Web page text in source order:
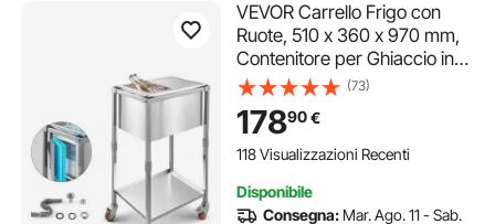
VEVOR Carrello Frigo con
Ruote, 510 x 360 x 970 mm,
Contenitore per Ghiaccio in
Acciaio Inox su Ruote,
Carrello Frigo da Esterno da
28 Litri con Ripiano, per Patio,
Cortile, Bar per Feste
(73)
17890€
118 Visualizzazioni Recenti
Disponibile
Consegna: Mar. Ago. 11 - Sab.